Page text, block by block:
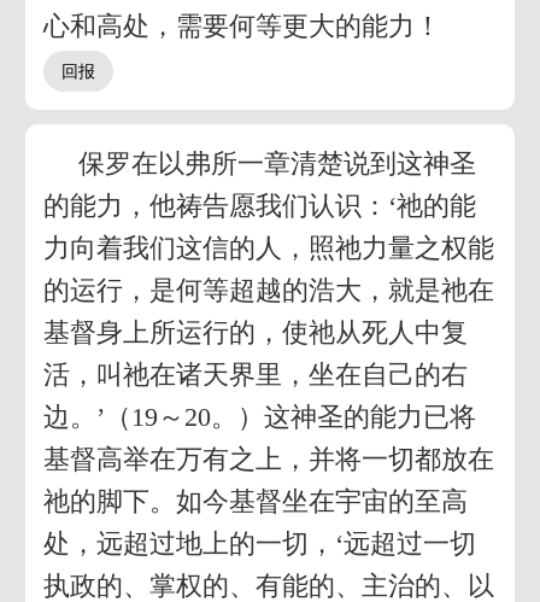
心和高处，需要何等更大的能力！
保罗在以弗所一章清楚说到这神圣
的能力，他祷告愿我们认识：‘祂的能
力向着我们这信的人，照祂力量之权能
的运行，是何等超越的浩大，就是祂在
基督身上所运行的，使祂从死人中复
活，叫祂在诸天界里，坐在自己的右
边。’（19～20。）这神圣的能力已将
基督高举在万有之上，并将一切都放在
祂的脚下。如今基督坐在宇宙的至高
处，远超过地上的一切，‘远超过一切
执政的、掌权的、有能的、主治的、以